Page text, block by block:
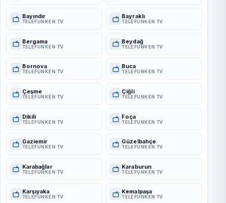
Bayındır
TELEFUNKEN TV
Bayraklı
TELEFUNKEN TV
Bergama
TELEFUNKEN TV
Beydağ
TELEFUNKEN TV
Bornova
TELEFUNKEN TV
Buca
TELEFUNKEN TV
Çeşme
TELEFUNKEN TV
Çiğli
TELEFUNKEN TV
Dikili
TELEFUNKEN TV
Foça
TELEFUNKEN TV
Gaziemir
TELEFUNKEN TV
Güzelbahçe
TELEFUNKEN TV
Karabağlar
TELEFUNKEN TV
Karaburun
TELEFUNKEN TV
Karşıyaka
TELEFUNKEN TV
Kemalpaşa
TELEFUNKEN TV